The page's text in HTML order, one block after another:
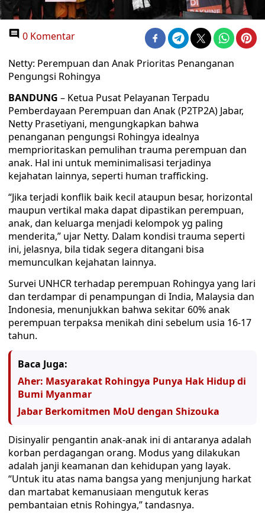
0 Komentar
Netty: Perempuan dan Anak Prioritas Penanganan
Pengungsi Rohingya
BANDUNG – Ketua Pusat Pelayanan Terpadu
Pemberdayaan Perempuan dan Anak (P2TP2A) Jabar,
Netty Prasetiyani, mengungkapkan bahwa
penanganan pengungsi Rohingya idealnya
memprioritaskan pemulihan trauma perempuan dan
anak. Hal ini untuk meminimalisasi terjadinya
kejahatan lainnya, seperti human trafficking.
“Jika terjadi konflik baik kecil ataupun besar, horizontal
maupun vertikal maka dapat dipastikan perempuan,
anak, dan keluarga menjadi kelompok yg paling
menderita,” ujar Netty. Dalam kondisi trauma seperti
ini, jelasnya, bila tidak segera ditangani bisa
memunculkan kejahatan lainnya.
Survei UNHCR terhadap perempuan Rohingya yang lari
dan terdampar di penampungan di India, Malaysia dan
Indonesia, menunjukkan bahwa sekitar 60% anak
perempuan terpaksa menikah dini sebelum usia 16-17
tahun.
Baca Juga:
Aher: Masyarakat Rohingya Punya Hak Hidup di
Bumi Myanmar
Jabar Berkomitmen MoU dengan Shizouka
Disinyalir pengantin anak-anak ini di antaranya adalah
korban perdagangan orang. Modus yang dilakukan
adalah janji keamanan dan kehidupan yang layak.
“Untuk itu atas nama bangsa yang menjunjung harkat
dan martabat kemanusiaan mengutuk keras
pembantaian etnis Rohingya,” tandasnya.